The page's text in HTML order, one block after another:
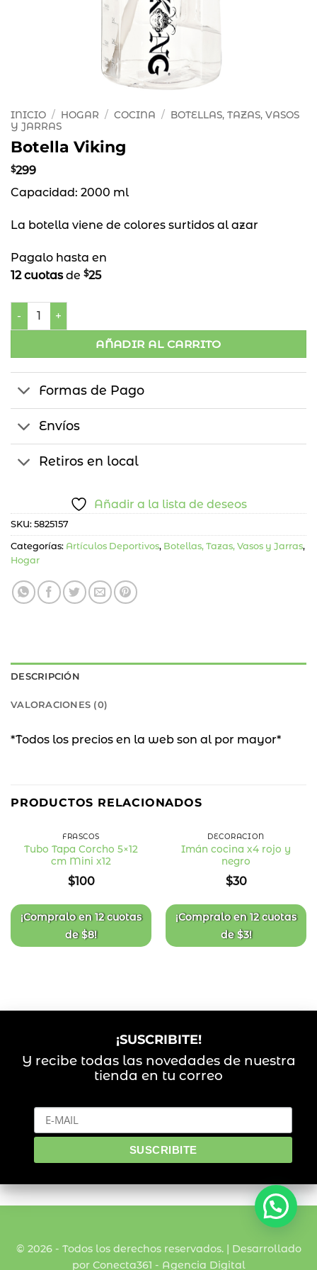
INICIO / HOGAR / COCINA / BOTELLAS, TAZAS, VASOS
Y JARRAS
Botella Viking
$299
Capacidad: 2000 ml
La botella viene de colores surtidos al azar
Pagalo hasta en
12 cuotasde $25
Botella Viking cantidad
AÑADIR AL CARRITO
Formas de Pago
Envíos
Retiros en local
Añadir a la lista de deseos
SKU: 5825157
Categorías: Artículos Deportivos, Botellas, Tazas, Vasos y Jarras,
Hogar
DESCRIPCIÓN
VALORACIONES (0)
*Todos los precios en la web son al por mayor*
PRODUCTOS RELACIONADOS
FRASCOS
Tubo Tapa Corcho 5×12
cm Mini x12
$100
¡Compralo en12 cuotas
de$8!
DECORACIÓN
Imán cocina x4 rojo y
negro
$30
¡Compralo en12 cuotas
de$3!
¡SUSCRIBITE!
Y recibe todas las novedades de nuestra
tienda en tu correo
© 2026 - Todos los derechos reservados. | Desarrollado
por Conecta361 - Agencia Digital